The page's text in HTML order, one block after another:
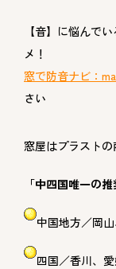
【音】に悩んで
メ！
窓で防音ナビ：
さい
窓屋はプラスト
「中四国唯一の推
中国地方／岡
四国／香川、